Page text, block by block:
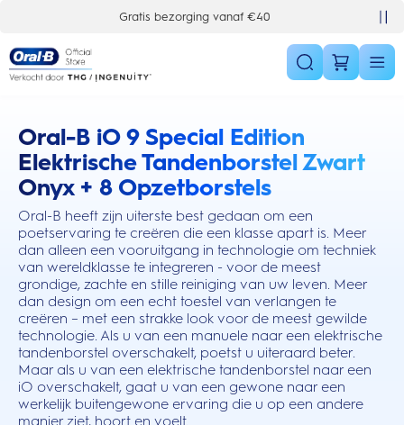
Gratis bezorging vanaf €40
Oral-B iO 9 Special Edition
Elektrische Tandenborstel Zwart
Onyx + 8 Opzetborstels
Oral-B heeft zijn uiterste best gedaan om een
poetservaring te creëren die een klasse apart is. Meer
dan alleen een vooruitgang in technologie om techniek
van wereldklasse te integreren - voor de meest
grondige, zachte en stille reiniging van uw leven. Meer
dan design om een echt toestel van verlangen te
creëren – met een strakke look voor de meest gewilde
technologie. Als u van een manuele naar een elektrische
tandenborstel overschakelt, poetst u uiteraard beter.
Maar als u van een elektrische tandenborstel naar een
iO overschakelt, gaat u van een gewone naar een
werkelijk buitengewone ervaring die u op een andere
manier ziet, hoort en voelt.
this action will scroll you to the reviews section